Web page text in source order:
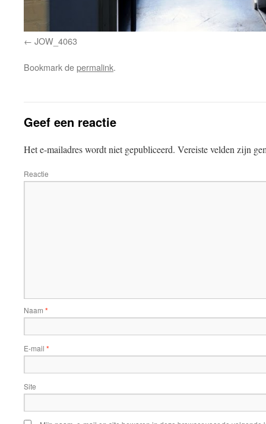
JOW_4063
Bookmark depermalink.
Geef een reactie
Het e-mailadres wordt niet gepubliceerd. Vereiste velden zijn
Reactie
Naam *
E-mail *
Site